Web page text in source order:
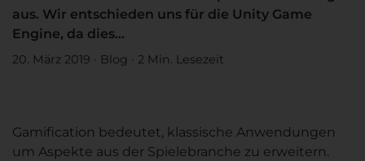
aus. Wir entschieden uns für die Unity Game
Engine, da dies...
20. März 2019 · Blog · 2 Min. Lesezeit
Gamification bedeutet, klassische Anwendungen
um Aspekte aus der Spielebranche zu erweitern.